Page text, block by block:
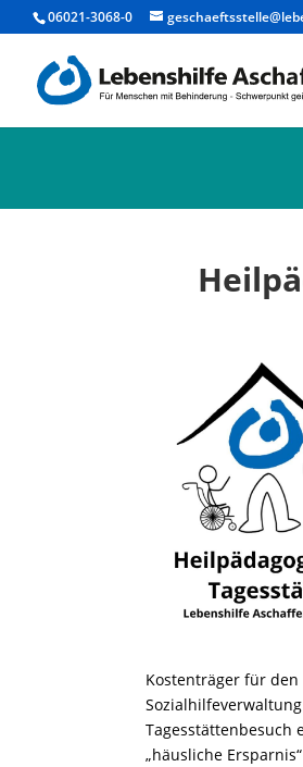
06021-3068-0
Kostenträger für
Tagesstättenbesuch
„häusliche